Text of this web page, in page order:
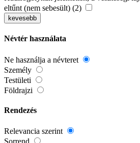
eltűnt (nem sebesült) (2)
kevesebb
Névtér használata
Ne használja a névteret
Személy
Testületi
Földrajzi
Rendezés
Relevancia szerint